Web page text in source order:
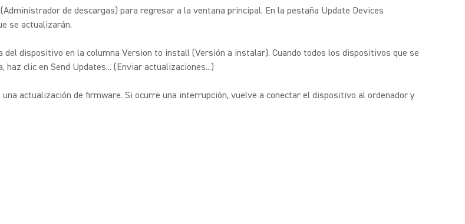
de descargas) para regresar a la ventana principal. En la pestaña Update Devices
se actualizarán.
dispositivo en la columna Version to install (Versión a instalar). Cuando todos los dispositivos que se
clic en Send Updates... (Enviar actualizaciones...)
actualización de firmware. Si ocurre una interrupción, vuelve a conectar el dispositivo al ordenador y